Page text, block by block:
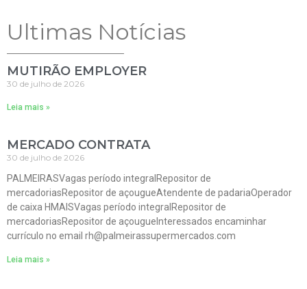
Ultimas Notícias
MUTIRÃO EMPLOYER
30 de julho de 2026
Leia mais »
MERCADO CONTRATA
30 de julho de 2026
PALMEIRASVagas período integralRepositor de
mercadoriasRepositor de açougueAtendente de padariaOperador
de caixa HMAISVagas período integralRepositor de
mercadoriasRepositor de açougueInteressados encaminhar
currículo no email rh@palmeirassupermercados.com
Leia mais »